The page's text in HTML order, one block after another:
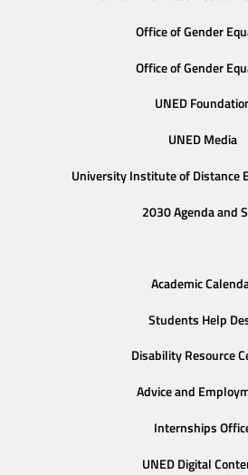
Office of Gender
Office of Gender
UNED
UNED Media
University Institute of Distance
2030 Agenda and
Academic
Students Help
Disability Resource
Advice and
Internships
UNED Digital